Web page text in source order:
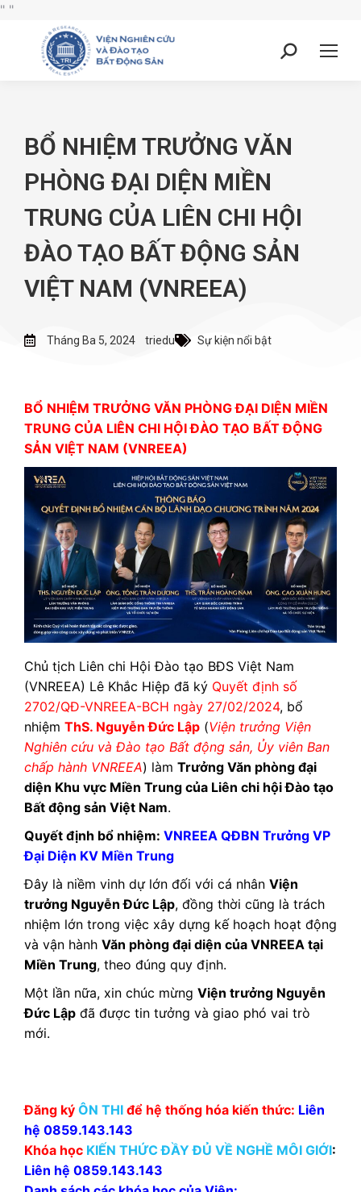
" "
BỔ NHIỆM TRƯỞNG VĂN
PHÒNG ĐẠI DIỆN MIỀN
TRUNG CỦA LIÊN CHI HỘI
ĐÀO TẠO BẤT ĐỘNG SẢN
VIỆT NAM (VNREEA)
Tháng Ba 5, 2024 triedu Sự kiện nổi bật
BỔ NHIỆM TRƯỞNG VĂN PHÒNG ĐẠI DIỆN MIỀN
TRUNG CỦA LIÊN CHI HỘI ĐÀO TẠO BẤT ĐỘNG
SẢN VIỆT NAM (VNREEA)
Chủ tịch Liên chi Hội Đào tạo BĐS Việt Nam
(VNREEA) Lê Khắc Hiệp đã ký Quyết định số
2702/QĐ-VNREEA-BCH ngày 27/02/2024, bổ
nhiệm ThS. Nguyễn Đức Lập (Viện trưởng Viện
Nghiên cứu và Đào tạo Bất động sản, Ủy viên Ban
chấp hành VNREEA) làm Trưởng Văn phòng đại
diện Khu vực Miền Trung của Liên chi hội Đào tạo
Bất động sản Việt Nam.
Quyết định bổ nhiệm: VNREEA QĐBN Trưởng VP
Đại Diện KV Miền Trung
Đây là niềm vinh dự lớn đối với cá nhân Viện
trưởng Nguyễn Đức Lập, đồng thời cũng là trách
nhiệm lớn trong việc xây dựng kế hoạch hoạt động
và vận hành Văn phòng đại diện của VNREEA tại
Miền Trung, theo đúng quy định.
Một lần nữa, xin chúc mừng Viện trưởng Nguyễn
Đức Lập đã được tin tưởng và giao phó vai trò
mới.
Đăng ký ÔN THI để hệ thống hóa kiến thức: Liên
hệ 0859.143.143
Khóa học KIẾN THỨC ĐẦY ĐỦ VỀ NGHỀ MÔI GIỚI:
Liên hệ 0859.143.143